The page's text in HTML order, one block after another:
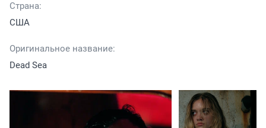
Страна:
США
Оригинальное название:
Dead Sea